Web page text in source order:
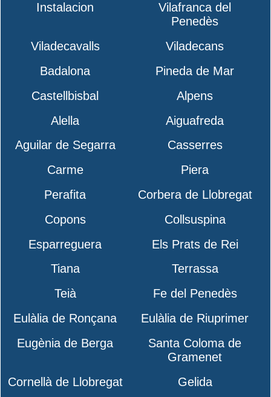
Instalacion
Vilafranca del
Penedès
Viladecavalls
Viladecans
Badalona
Pineda de Mar
Castellbisbal
Alpens
Alella
Aiguafreda
Aguilar de Segarra
Casserres
Carme
Piera
Perafita
Corbera de Llobregat
Copons
Collsuspina
Esparreguera
Els Prats de Rei
Tiana
Terrassa
Teià
Fe del Penedès
Eulàlia de Ronçana
Eulàlia de Riuprimer
Eugènia de Berga
Santa Coloma de
Gramenet
Cornellà de Llobregat
Gelida